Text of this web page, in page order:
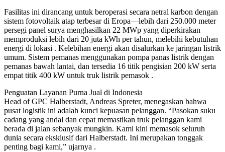
Fasilitas ini dirancang untuk beroperasi secara netral karbon dengan
sistem fotovoltaik atap terbesar di Eropa—lebih dari 250.000 meter
persegi panel surya menghasilkan 22 MWp yang diperkirakan
memproduksi lebih dari 20 juta kWh per tahun, melebihi kebutuhan
energi di lokasi . Kelebihan energi akan disalurkan ke jaringan listrik
umum. Sistem pemanas menggunakan pompa panas listrik dengan
pemanas bawah lantai, dan tersedia 16 titik pengisian 200 kW serta
empat titik 400 kW untuk truk listrik pemasok .
Penguatan Layanan Purna Jual di Indonesia
Head of GPC Halberstadt, Andreas Spreter, menegaskan bahwa
pusat logistik ini adalah kunci kepuasan pelanggan. “Pasokan suku
cadang yang andal dan cepat memastikan truk pelanggan kami
berada di jalan sebanyak mungkin. Kami kini memasok seluruh
dunia secara eksklusif dari Halberstadt. Ini merupakan tonggak
penting bagi kami,” ujarnya .